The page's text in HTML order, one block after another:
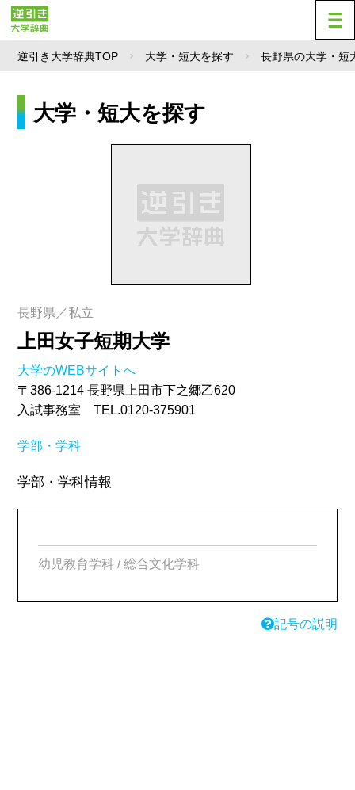
逆引き大学辞典TOP 大学・短大を探す 長野県の大学・短
大学・短大を探す
長野県／私立
上田女子短期大学
大学のWEBサイトへ
〒386-1214 長野県上田市下之郷乙620
入試事務室 TEL.0120-375901
学部・学科
学部・学科情報
幼児教育学科 / 総合文化学科
記号の説明